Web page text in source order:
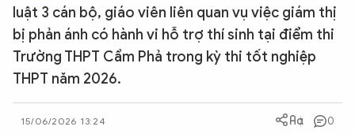
CÔNG AN TRONG LÒNG DÂN
PHÁP LUẬT
luật 3 cán bộ, giáo viên liên quan vụ việc giám thị
bị phản ánh có hành vi hỗ trợ thí sinh tại điểm thi
Trường THPT Cẩm Phả trong kỳ thi tốt nghiệp
THPT năm 2026.
15/06/2026 13:24 0